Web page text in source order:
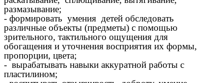
размазывание;
- формировать умения детей обследовать
различные объекты (предметы) с помощью
зрительного, тактильного ощущения для
обогащения и уточнения восприятия их формы,
пропорции, цвета;
- вырабатывать навыки аккуратной работы с
пластилином;